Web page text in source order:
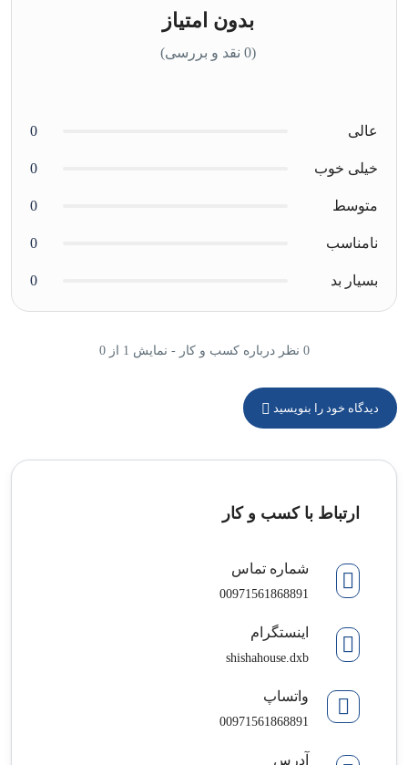
بدون امتیاز
(0 نقد و بررسی)
عالی 0
خیلی خوب 0
متوسط 0
نامناسب 0
بسیار بد 0
0 نظر درباره کسب و کار - نمایش 1 از 0
دیدگاه خود را بنویسید
ارتباط با کسب و کار
شماره تماس
00971561868891
اینستگرام
shishahouse.dxb
واتساپ
00971561868891
آدرس